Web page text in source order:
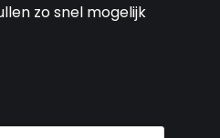
zo snel mogelijk